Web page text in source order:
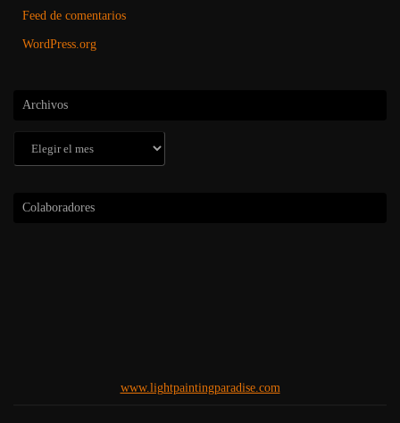
Feed de comentarios
WordPress.org
Archivos
Colaboradores